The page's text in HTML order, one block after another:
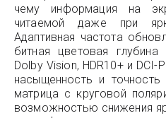
чему информация на
читаемой даже при
Адаптивная частота
битная цветовая
Dolby Vision, HDR10+ и
насыщенность и точность
матрица с круговой
возможностью снижения